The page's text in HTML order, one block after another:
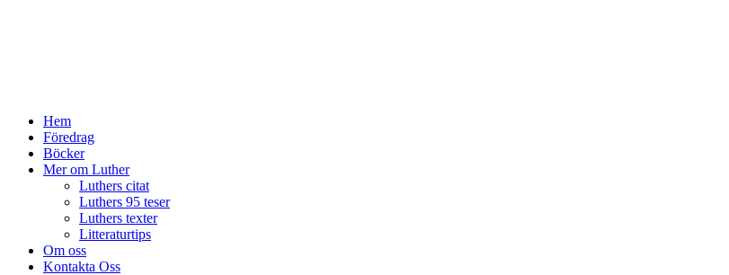
Hem
Föredrag
Böcker
Mer om Luther
Luthers citat
Luthers 95 teser
Luthers texter
Litteraturtips
Om oss
Kontakta Oss